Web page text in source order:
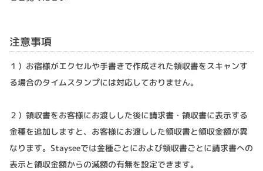
注意事項
１）お宿様がエクセルや手書きで作成された領収書をスキャンす
る場合のタイムスタンプには対応しておりません。
２）領収書をお客様にお渡しした後に請求書・領収書に表示する
金種を追加しますと、お客様にお渡しした領収書と領収金額が異
なります。Stayseeでは金種ごとにおよび領収書ごとに請求書への
表示と領収金額からの減額の有無を設定できます。